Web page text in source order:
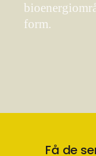
form.
Få de